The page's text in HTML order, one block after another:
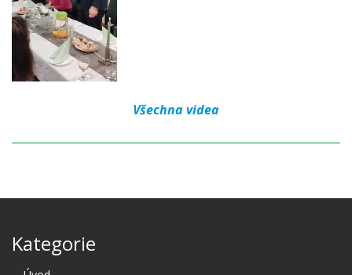
Všechna videa
Kategorie